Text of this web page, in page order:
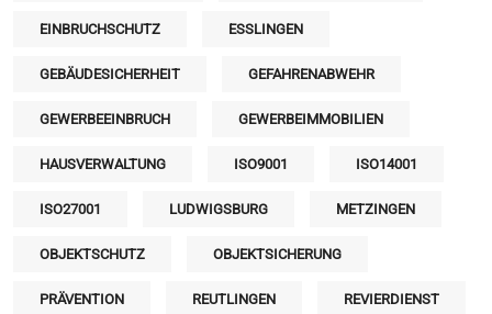
EINBRUCHSCHUTZ ESSLINGEN
GEBÄUDESICHERHEIT GEFAHRENABWEHR
GEWERBEEINBRUCH GEWERBEIMMOBILIEN
HAUSVERWALTUNG ISO9001 ISO14001
ISO27001 LUDWIGSBURG METZINGEN
OBJEKTSCHUTZ OBJEKTSICHERUNG
PRÄVENTION REUTLINGEN REVIERDIENST